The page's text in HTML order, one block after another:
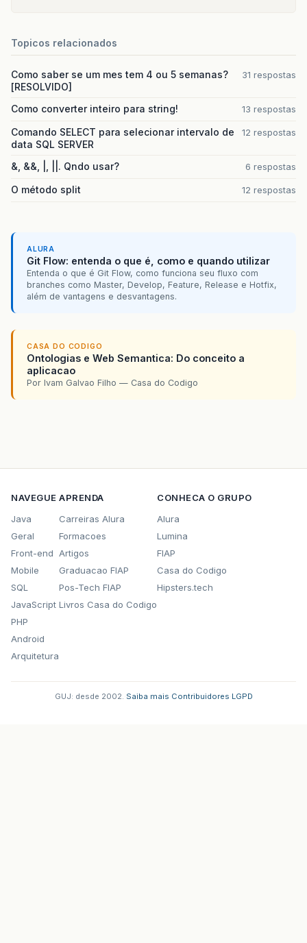
Topicos relacionados
Como saber se um mes tem 4 ou 5 semanas?
[RESOLVIDO]
31 respostas
Como converter inteiro para string! 13 respostas
Comando SELECT para selecionar intervalo de
data SQL SERVER
12 respostas
&, &&, |, ||. Qndo usar? 6 respostas
O método split 12 respostas
ALURA
Git Flow: entenda o que é, como e quando utilizar
Entenda o que é Git Flow, como funciona seu fluxo com
branches como Master, Develop, Feature, Release e Hotfix,
além de vantagens e desvantagens.
CASA DO CODIGO
Ontologias e Web Semantica: Do conceito a
aplicacao
Por Ivam Galvao Filho — Casa do Codigo
NAVEGUE
Java
Geral
Front-end
Mobile
SQL
JavaScript
PHP
Android
Arquitetura
APRENDA
Carreiras Alura
Formacoes
Artigos
Graduacao FIAP
Pos-Tech FIAP
Livros Casa do Codigo
CONHECA O GRUPO
Alura
Lumina
FIAP
Casa do Codigo
Hipsters.tech
GUJ: desde 2002. Saiba mais Contribuidores LGPD